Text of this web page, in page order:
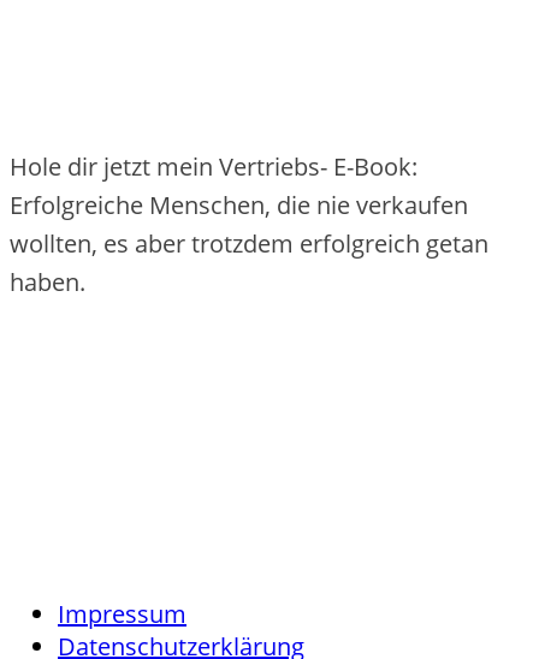
Hole dir jetzt mein Vertriebs- E-Book:
Erfolgreiche Menschen, die nie verkaufen
wollten, es aber trotzdem erfolgreich getan
haben.
Impressum
Datenschutzerklärung